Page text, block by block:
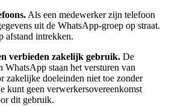
Als een medewerker zijn telefoon
uit de WhatsApp-groep op straat.
afstand intrekken.
verbieden zakelijk gebruik. De
WhatsApp staan het versturen van
zakelijke doeleinden niet toe zonder
kunt geen verwerkersovereenkomst
dit gebruik.